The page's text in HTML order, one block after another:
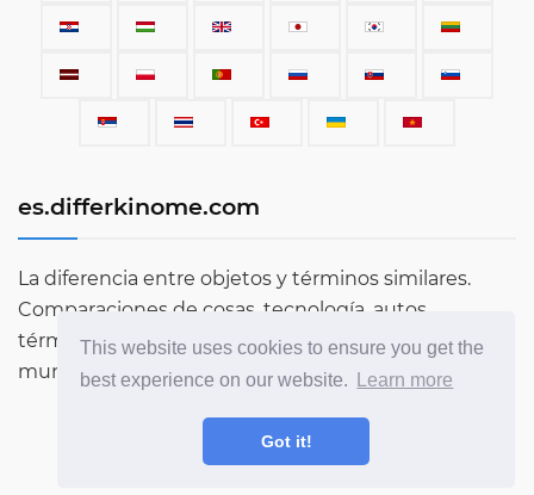
This website uses cookies to ensure you get the
best experience on our website.
Learn more
Got it!
es.differkinome.com
La diferencia entre objetos y términos similares.
Comparaciones de cosas, tecnología, autos,
términos, personas y todo lo que existe en este
mundo.